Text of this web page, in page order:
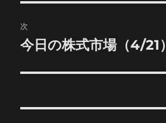
ビ
ゲ
ー
投
稿:
次
次
投
今日の株式市場（4/21）